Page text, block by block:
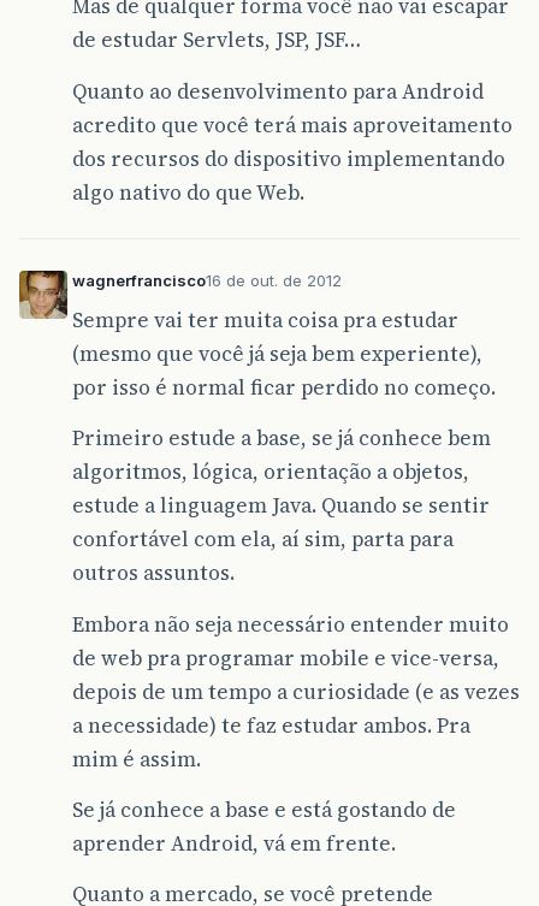
Mas de qualquer forma você não vai escapar
de estudar Servlets, JSP, JSF…
Quanto ao desenvolvimento para Android
acredito que você terá mais aproveitamento
dos recursos do dispositivo implementando
algo nativo do que Web.
wagnerfrancisco16 de out. de 2012
Sempre vai ter muita coisa pra estudar
(mesmo que você já seja bem experiente),
por isso é normal ficar perdido no começo.
Primeiro estude a base, se já conhece bem
algoritmos, lógica, orientação a objetos,
estude a linguagem Java. Quando se sentir
confortável com ela, aí sim, parta para
outros assuntos.
Embora não seja necessário entender muito
de web pra programar mobile e vice-versa,
depois de um tempo a curiosidade (e as vezes
a necessidade) te faz estudar ambos. Pra
mim é assim.
Se já conhece a base e está gostando de
aprender Android, vá em frente.
Quanto a mercado, se você pretende